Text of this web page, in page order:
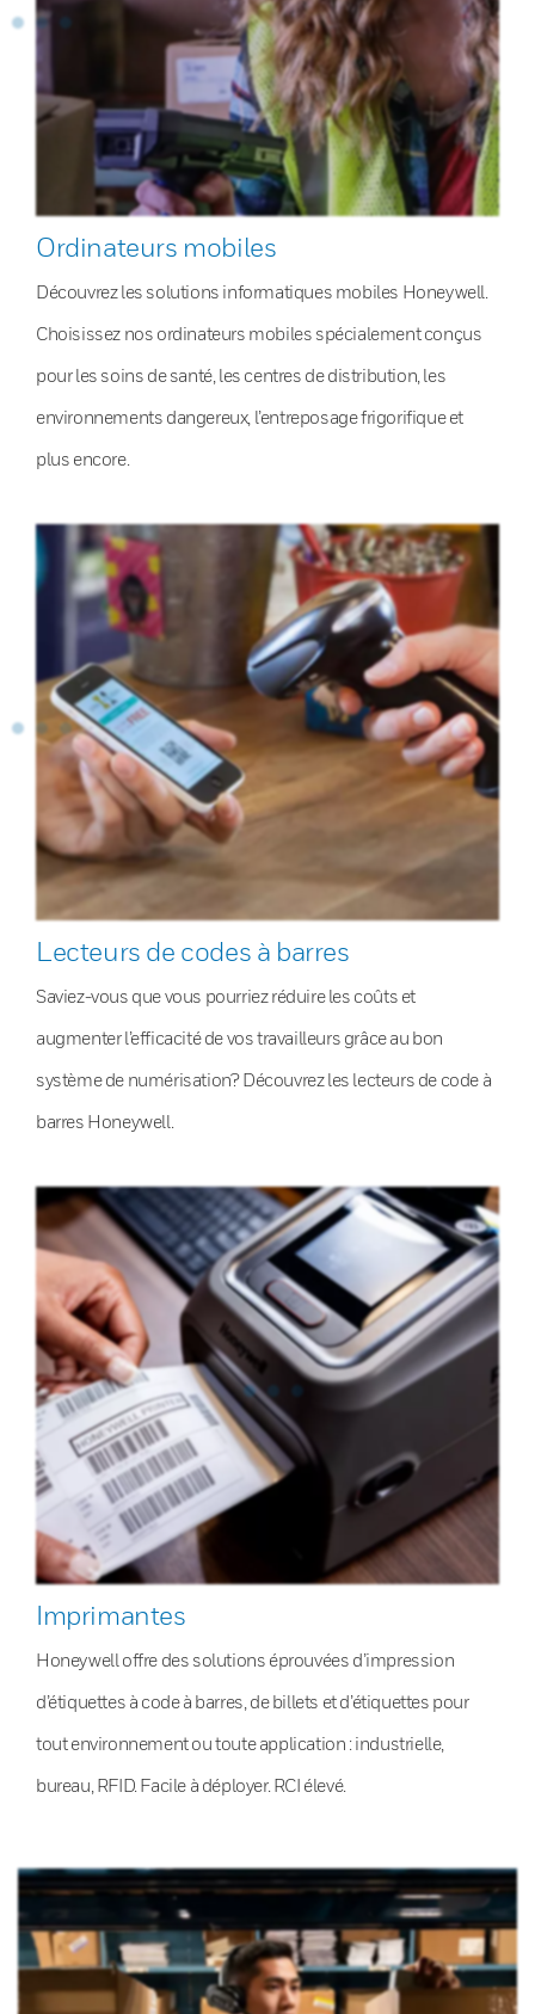
Ordinateurs mobiles
Découvrez les solutions informatiques mobiles Honeywell.
Choisissez nos ordinateurs mobiles spécialement conçus
pour les soins de santé, les centres de distribution, les
environnements dangereux, l’entreposage frigorifique et
plus encore.
Lecteurs de codes à barres
Saviez-vous que vous pourriez réduire les coûts et
augmenter l’efficacité de vos travailleurs grâce au bon
système de numérisation? Découvrez les lecteurs de code à
barres Honeywell.
Imprimantes
Honeywell offre des solutions éprouvées d’impression
d’étiquettes à code à barres, de billets et d’étiquettes pour
tout environnement ou toute application : industrielle,
bureau, RFID. Facile à déployer. RCI élevé.